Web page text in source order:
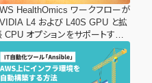
HealthOmics ワークフローが
L4 および L40S GPU と拡
CPU オプションをサポートする